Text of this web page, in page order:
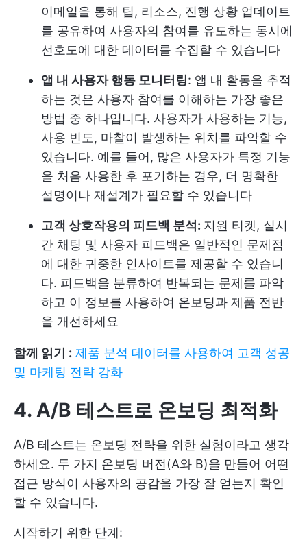
이메일을 통해 팁, 리소스, 진행 상황 업데이트
를 공유하여 사용자의 참여를 유도하는 동시에
선호도에 대한 데이터를 수집할 수 있습니다
앱 내 사용자 행동 모니터링: 앱 내 활동을 추적
하는 것은 사용자 참여를 이해하는 가장 좋은
방법 중 하나입니다. 사용자가 사용하는 기능,
사용 빈도, 마찰이 발생하는 위치를 파악할 수
있습니다. 예를 들어, 많은 사용자가 특정 기능
을 처음 사용한 후 포기하는 경우, 더 명확한
설명이나 재설계가 필요할 수 있습니다
고객 상호작용의 피드백 분석: 지원 티켓, 실시
간 채팅 및 사용자 피드백은 일반적인 문제점
에 대한 귀중한 인사이트를 제공할 수 있습니
다. 피드백을 분류하여 반복되는 문제를 파악
하고 이 정보를 사용하여 온보딩과 제품 전반
을 개선하세요
함께 읽기 : 제품 분석 데이터를 사용하여 고객 성공
및 마케팅 전략 강화
4. A/B 테스트로 온보딩 최적화
A/B 테스트는 온보딩 전략을 위한 실험이라고 생각
하세요. 두 가지 온보딩 버전(A와 B)을 만들어 어떤
접근 방식이 사용자의 공감을 가장 잘 얻는지 확인
할 수 있습니다.
시작하기 위한 단계: